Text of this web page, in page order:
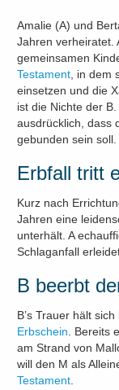
Amalie (A) und
Jahren verheiratet.
gemeinsamen
Testament , in
einsetzen und die
ist die Nichte der
ausdrücklich, dass
gebunden sein soll.
Erbfall tritt
Kurz nach
Jahren eine
unterhält. A
Schlaganfall
B beerbt
B’s Trauer hält
Erbschein. Bereits
am Strand von
will den M als
Testament.